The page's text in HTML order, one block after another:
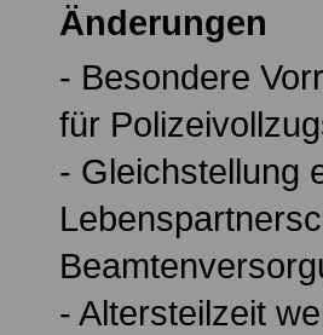
Änderungen
- Besondere
für
- Gleichstellung
- Altersteilzeit